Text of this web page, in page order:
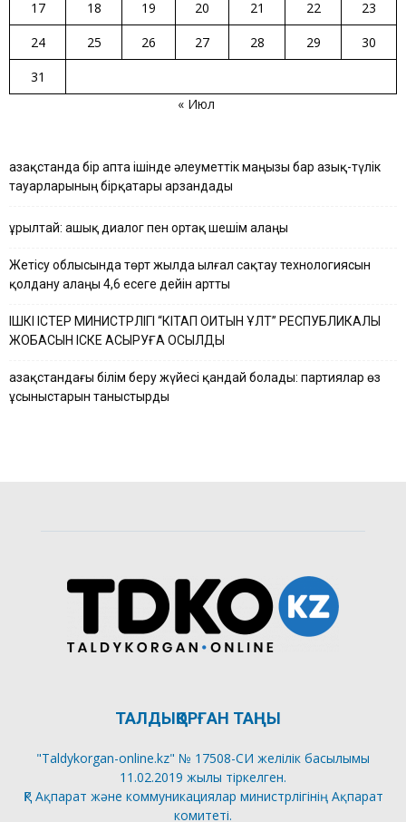
17
18 19 20 21 22
23
24
25 26 27 28 29
30
31
« Июл
Қазақстанда бір апта ішінде әлеуметтік маңызы бар азық-түлік
тауарларының бірқатары арзандады
Құрылтай: ашық диалог пен ортақ шешім алаңы
Жетісу облысында төрт жылда ылғал сақтау технологиясын
қолдану алаңы 4,6 есеге дейін артты
ІШКІ ІСТЕР МИНИСТРЛІГІ “КІТАП ОҚИТЫН ҰЛТ” РЕСПУБЛИКАЛЫҚ
ЖОБАСЫН ІСКЕ АСЫРУҒА ҚОСЫЛДЫ
Қазақстандағы білім беру жүйесі қандай болады: партиялар өз
ұсыныстарын таныстырды
ТАЛДЫҚОРҒАН ТАҢЫ
"Taldykorgan-online.kz" № 17508-СИ желілік басылымы
11.02.2019 жылы тіркелген.
ҚР Ақпарат және коммуникациялар министрлігінің Ақпарат
комитеті.